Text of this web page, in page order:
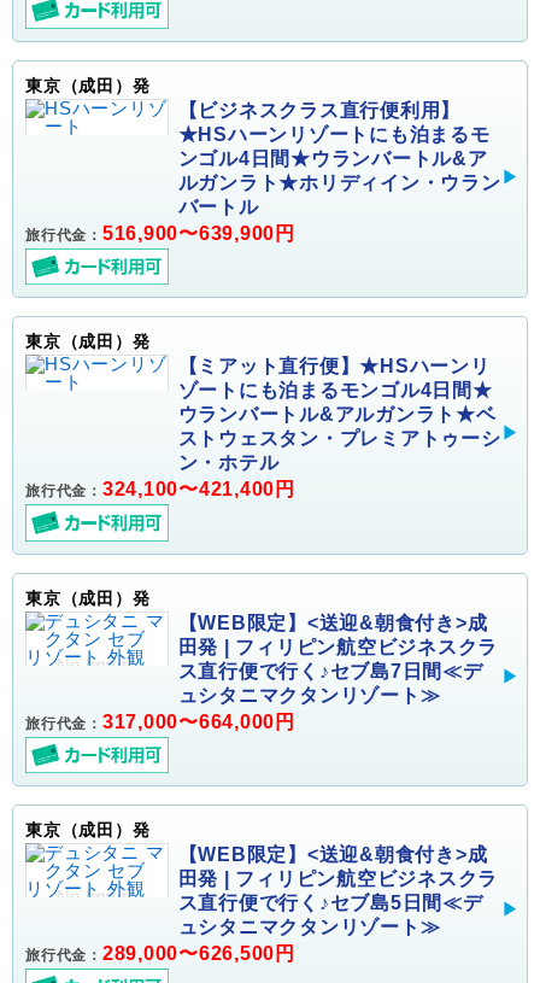
東京（成田）発
【ビジネスクラス直行便利用】
★HSハーンリゾートにも泊まるモ
ンゴル4日間★ウランバートル&ア
ルガンラト★ホリディイン・ウラン
バートル
旅行代金： 516,900〜639,900円
東京（成田）発
【ミアット直行便】★HSハーンリ
ゾートにも泊まるモンゴル4日間★
ウランバートル&アルガンラト★ベ
ストウェスタン・プレミアトゥーシ
ン・ホテル
旅行代金： 324,100〜421,400円
東京（成田）発
【WEB限定】<送迎&朝食付き>成
田発 | フィリピン航空ビジネスクラ
ス直行便で行く♪セブ島7日間≪デ
ュシタニマクタンリゾート≫
旅行代金： 317,000〜664,000円
東京（成田）発
【WEB限定】<送迎&朝食付き>成
田発 | フィリピン航空ビジネスクラ
ス直行便で行く♪セブ島5日間≪デ
ュシタニマクタンリゾート≫
旅行代金： 289,000〜626,500円